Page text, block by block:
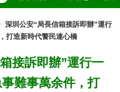
深圳公安“局長信箱接訴即辦”運行
打造新時代警民連心橋
接訴即辦”運行一
難事萬余件，打